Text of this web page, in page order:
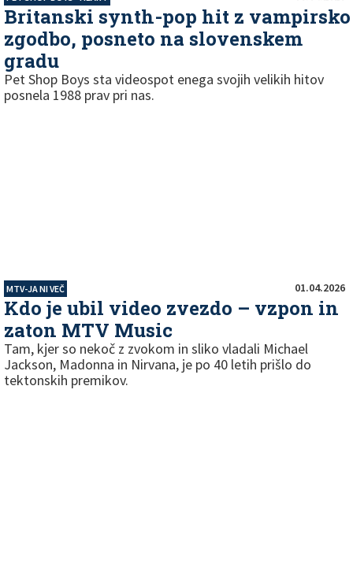
Britanski synth-pop hit z vampirsko
zgodbo, posneto na slovenskem
gradu
Pet Shop Boys sta videospot enega svojih velikih hitov
posnela 1988 prav pri nas.
MTV-JA NI VEČ 01.04.2026
Kdo je ubil video zvezdo – vzpon in
zaton MTV Music
Tam, kjer so nekoč z zvokom in sliko vladali Michael
Jackson, Madonna in Nirvana, je po 40 letih prišlo do
tektonskih premikov.